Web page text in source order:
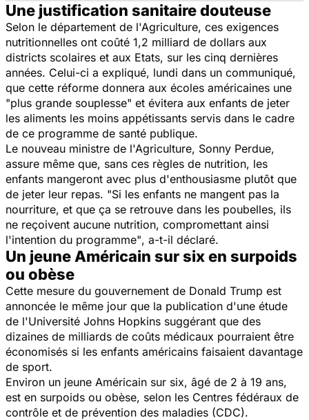
Une justification sanitaire douteuse
Selon le département de l'Agriculture, ces exigences
nutritionnelles ont coûté 1,2 milliard de dollars aux
districts scolaires et aux Etats, sur les cinq dernières
années. Celui-ci a expliqué, lundi dans un communiqué,
que cette réforme donnera aux écoles américaines une
"plus grande souplesse" et évitera aux enfants de jeter
les aliments les moins appétissants servis dans le cadre
de ce programme de santé publique.
Le nouveau ministre de l'Agriculture, Sonny Perdue,
assure même que, sans ces règles de nutrition, les
enfants mangeront avec plus d'enthousiasme plutôt que
de jeter leur repas. "Si les enfants ne mangent pas la
nourriture, et que ça se retrouve dans les poubelles, ils
ne reçoivent aucune nutrition, compromettant ainsi
l'intention du programme", a-t-il déclaré.
Un jeune Américain sur six en surpoids
ou obèse
Cette mesure du gouvernement de Donald Trump est
annoncée le même jour que la publication d'une étude
de l'Université Johns Hopkins suggérant que des
dizaines de milliards de coûts médicaux pourraient être
économisés si les enfants américains faisaient davantage
de sport.
Environ un jeune Américain sur six, âgé de 2 à 19 ans,
est en surpoids ou obèse, selon les Centres fédéraux de
contrôle et de prévention des maladies (CDC).